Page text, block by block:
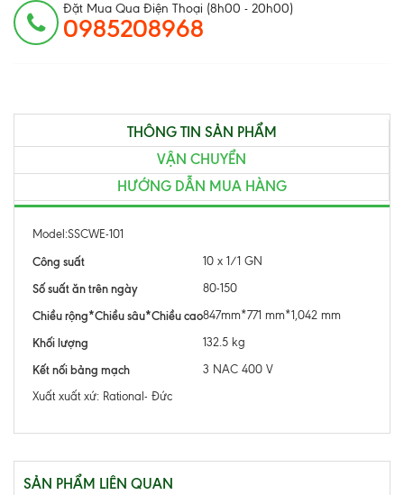
Đặt Mua Qua Điện Thoại (8h00 - 20h00)
0985208968
THÔNG TIN SẢN PHẨM
VẬN CHUYỂN
HƯỚNG DẪN MUA HÀNG
Model:SSCWE-101
Công suất 10 x 1/1 GN
Số suất ăn trên ngày 80-150
Chiều rộng*Chiều sâu*Chiều cao847mm*771 mm*1,042 mm
Khối lượng 132.5 kg
Kết nối bảng mạch
3 NAC 400 V
Xuất xuất xứ: Rational- Đức
SẢN PHẨM LIÊN QUAN